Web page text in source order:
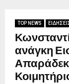
TOP NEWS
ανάγκη